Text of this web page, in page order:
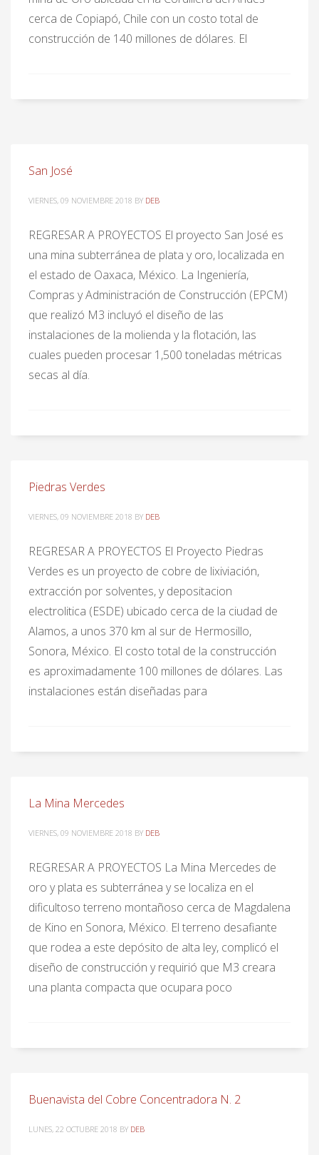
cerca de Copiapó, Chile con un costo total de
construcción de 140 millones de dólares. El
San José
VIERNES, 09 NOVIEMBRE 2018 BY DEB
REGRESAR A PROYECTOS El proyecto San José es
una mina subterránea de plata y oro, localizada en
el estado de Oaxaca, México. La Ingeniería,
Compras y Administración de Construcción (EPCM)
que realizó M3 incluyó el diseño de las
instalaciones de la molienda y la flotación, las
cuales pueden procesar 1,500 toneladas métricas
secas al día.
Piedras Verdes
VIERNES, 09 NOVIEMBRE 2018 BY DEB
REGRESAR A PROYECTOS El Proyecto Piedras
Verdes es un proyecto de cobre de lixiviación,
extracción por solventes, y depositacion
electrolitica (ESDE) ubicado cerca de la ciudad de
Alamos, a unos 370 km al sur de Hermosillo,
Sonora, México. El costo total de la construcción
es aproximadamente 100 millones de dólares. Las
instalaciones están diseñadas para
La Mina Mercedes
VIERNES, 09 NOVIEMBRE 2018 BY DEB
REGRESAR A PROYECTOS La Mina Mercedes de
oro y plata es subterránea y se localiza en el
dificultoso terreno montañoso cerca de Magdalena
de Kino en Sonora, México. El terreno desafiante
que rodea a este depósito de alta ley, complicó el
diseño de construcción y requirió que M3 creara
una planta compacta que ocupara poco
Buenavista del Cobre Concentradora N. 2
LUNES, 22 OCTUBRE 2018 BY DEB